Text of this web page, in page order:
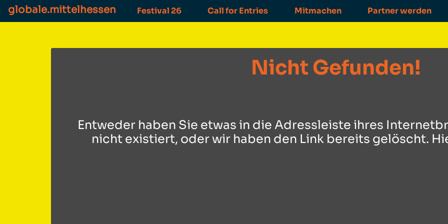
globale.mittelhessen Festival 26 Call for Entries Mitmachen Partner werden
Nicht Gefunden!
Entweder haben Sie etwas in die Adressleiste ihres
nicht existiert, oder wir haben den Link bereits gelöscht.